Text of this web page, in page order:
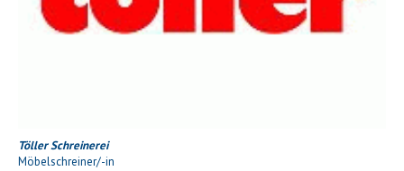
Töller Schreinerei
Möbelschreiner/-in